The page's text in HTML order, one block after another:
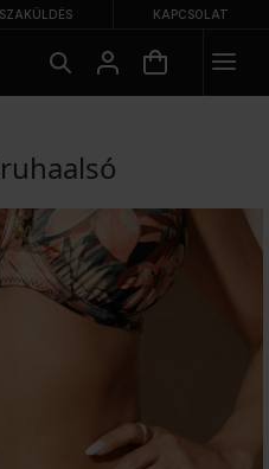
KAPCSOLAT